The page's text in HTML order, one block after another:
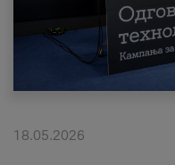
Поддршка
Надополни кредит
18.05.2026